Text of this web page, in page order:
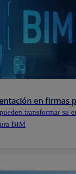
en firmas
transformar su
BIM